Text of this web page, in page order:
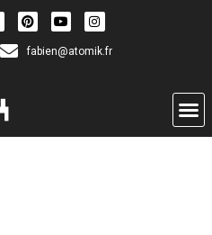
fabien@atomik.fr